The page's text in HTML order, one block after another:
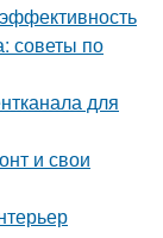
советы по
для
и свои